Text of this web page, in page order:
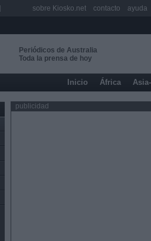
Periódicos de Australia
Toda la prensa de hoy
Inicio África
publicidad
sobre Kiosko.net contacto ayuda